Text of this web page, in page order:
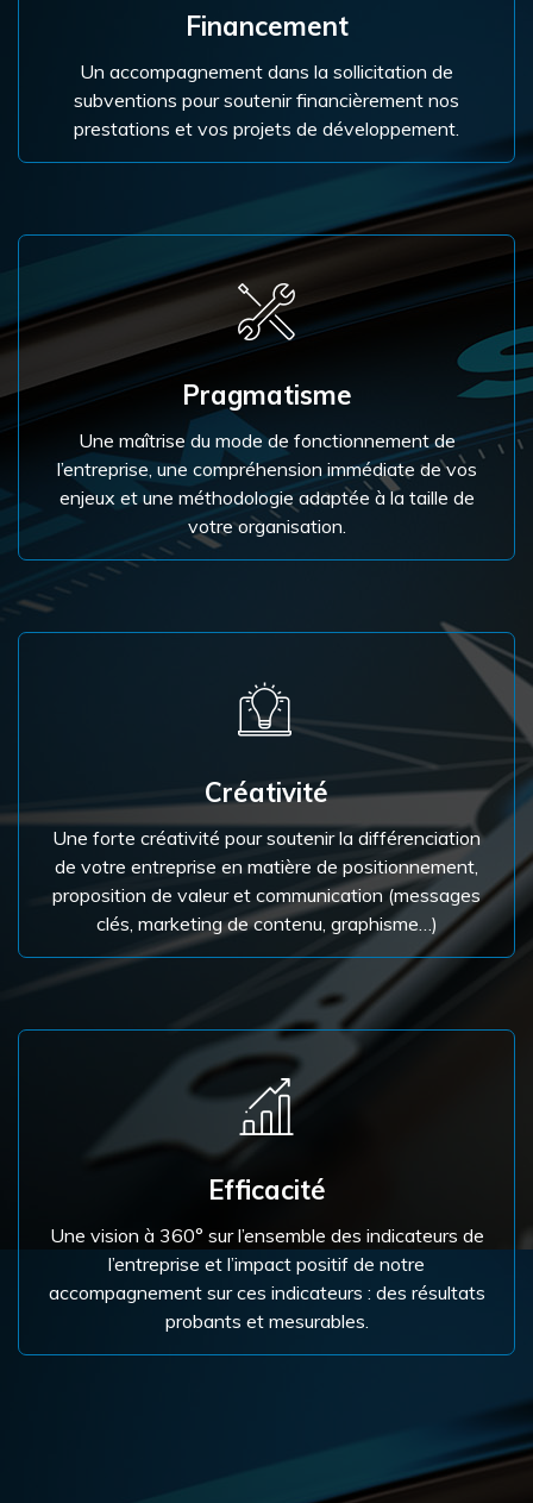
Financement
Un accompagnement dans la sollicitation de
subventions pour soutenir financièrement nos
prestations et vos projets de développement.
Pragmatisme
Une maîtrise du mode de fonctionnement de
l’entreprise, une compréhension immédiate de vos
enjeux et une méthodologie adaptée à la taille de
votre organisation.
Créativité
Une forte créativité pour soutenir la différenciation
de votre entreprise en matière de positionnement,
proposition de valeur et communication (messages
clés, marketing de contenu, graphisme…)
Efficacité
Une vision à 360° sur l’ensemble des indicateurs de
l’entreprise et l’impact positif de notre
accompagnement sur ces indicateurs : des résultats
probants et mesurables.